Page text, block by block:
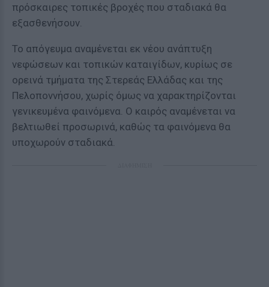
πρόσκαιρες τοπικές βροχές που σταδιακά θα
εξασθενήσουν.
Το απόγευμα αναμένεται εκ νέου ανάπτυξη
νεφώσεων και τοπικών καταιγίδων, κυρίως σε
ορεινά τμήματα της Στερεάς Ελλάδας και της
Πελοποννήσου, χωρίς όμως να χαρακτηρίζονται
γενικευμένα φαινόμενα. Ο καιρός αναμένεται να
βελτιωθεί προσωρινά, καθώς τα φαινόμενα θα
υποχωρούν σταδιακά.